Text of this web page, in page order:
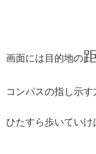
画面には目的地の
コンパスの指し示す
ひたすら歩いていけ